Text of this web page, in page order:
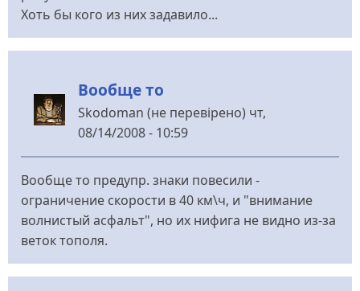
Хоть бы кого из них задавило...
Вообще то
Skodoman (не перевірено) чт,
08/14/2008 - 10:59
Вообще то предупр. знаки повесили -
ограничение скорости в 40 км\ч, и "внимание
волнистый асфальт", но их нифига не видно из-за
веток тополя.